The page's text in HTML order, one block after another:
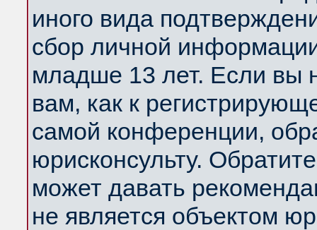
иного вида
сбор личной
младше 13 лет. Если вы
вам, как к
самой конференции,
юрисконсульту.
может давать
не является объектом